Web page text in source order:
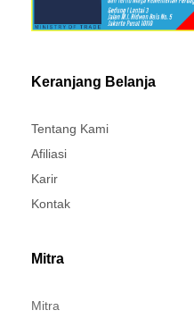
Keranjang Belanja
Tentang Kami
Afiliasi
Karir
Kontak
Mitra
Mitra